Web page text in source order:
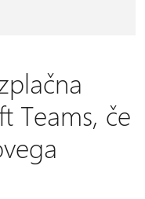
Teams, če